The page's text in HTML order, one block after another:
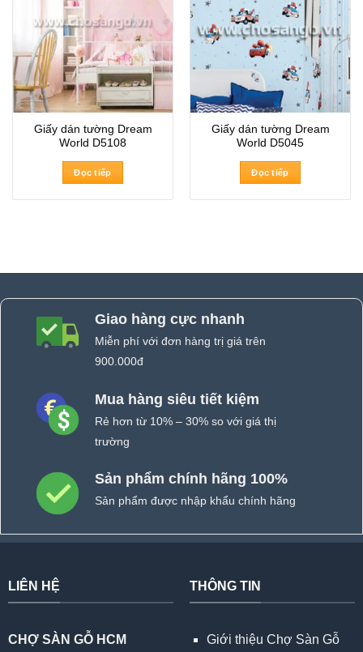
Giấy dán tường Dream
World D5108
Đọc tiếp
Giấy dán tường Dream
World D5045
Đọc tiếp
Giao hàng cực nhanh
Miễn phí với đơn hàng trị giá trên
900.000đ
Mua hàng siêu tiết kiệm
Rẻ hơn từ 10% – 30% so với giá thị
trường
Sản phẩm chính hãng 100%
Sản phẩm được nhập khẩu chính hãng
LIÊN HỆ
CHỢ SÀN GỖ HCM
THÔNG TIN
Giới thiệu Chợ Sàn Gỗ